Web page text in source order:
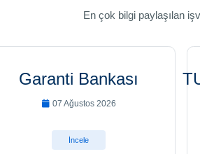
En çok bilgi paylaşılan
Garanti Bankası
07 Ağustos 2026
İncele